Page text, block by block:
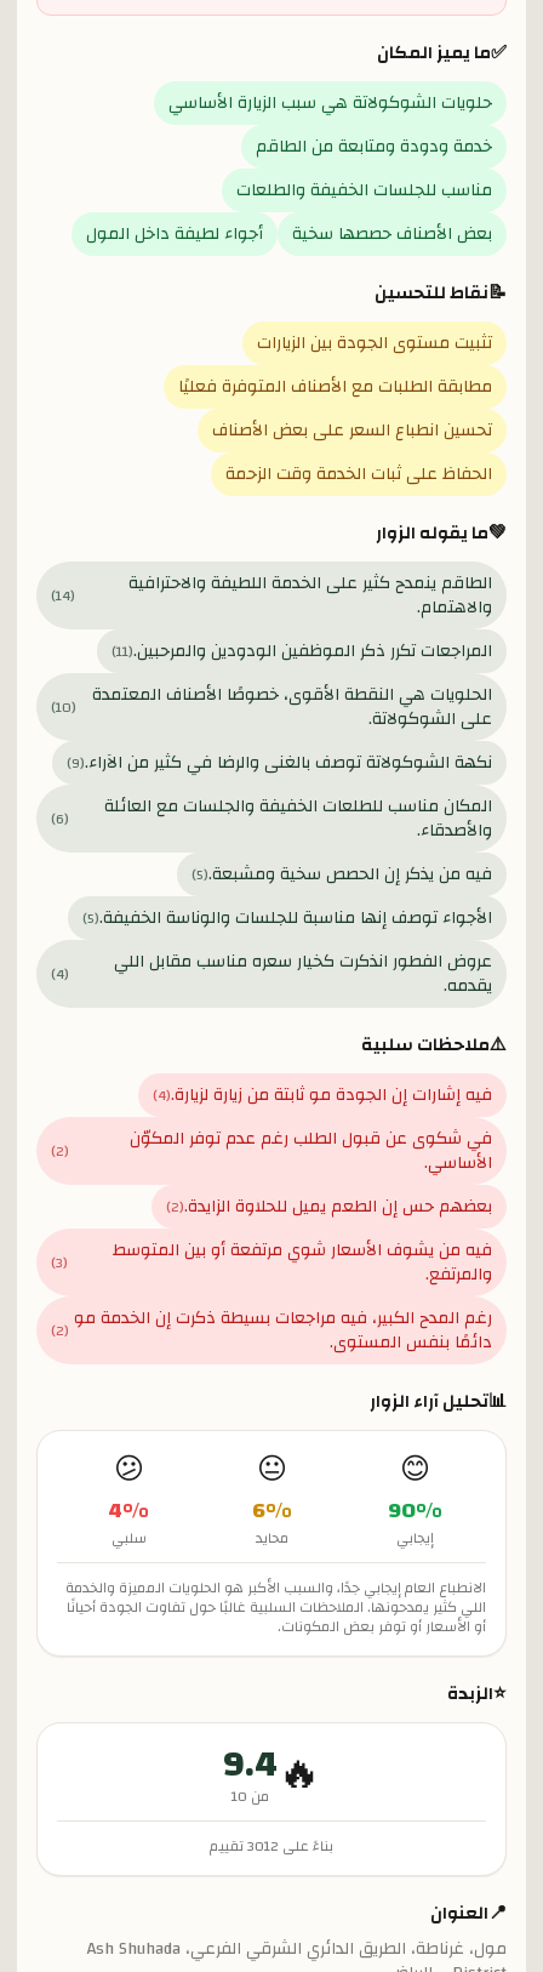
✅ما يميز المكان
حلويات الشوكولاتة هي سبب الزيارة الأساسي
خدمة ودودة ومتابعة من الطاقم
مناسب للجلسات الخفيفة والطلعات
بعض الأصناف حصصها سخية
أجواء لطيفة داخل المول
📝نقاط للتحسين
تثبيت مستوى الجودة بين الزيارات
مطابقة الطلبات مع الأصناف المتوفرة فعليًا
تحسين انطباع السعر على بعض الأصناف
الحفاظ على ثبات الخدمة وقت الزحمة
💚ما يقوله الزوار
الطاقم ينمدح كثير على الخدمة اللطيفة والاحترافية
والاهتمام. (
14
)
المراجعات تكرر ذكر الموظفين الودودين والمرحبين.(
11
)
الحلويات هي النقطة الأقوى، خصوصًا الأصناف المعتمدة
على الشوكولاتة. (
10
)
نكهة الشوكولاتة توصف بالغنى والرضا في كثير من الآراء.(
9
)
المكان مناسب للطلعات الخفيفة والجلسات مع العائلة
والأصدقاء. (
6
)
فيه من يذكر إن الحصص سخية ومشبعة.(
5
)
الأجواء توصف إنها مناسبة للجلسات والوناسة الخفيفة.(
5
)
عروض الفطور انذكرت كخيار سعره مناسب مقابل اللي
يقدمه. (
4
)
⚠️ملاحظات سلبية
فيه إشارات إن الجودة مو ثابتة من زيارة لزيارة.(
4
)
في شكوى عن قبول الطلب رغم عدم توفر المكوّن
الأساسي. (
2
)
بعضهم حس إن الطعم يميل للحلاوة الزايدة.(
2
)
فيه من يشوف الأسعار شوي مرتفعة أو بين المتوسط
والمرتفع. (
3
)
رغم المدح الكبير، فيه مراجعات بسيطة ذكرت إن الخدمة مو
دائمًا بنفس المستوى. (
2
)
📊تحليل آراء الزوار
😊
90%
إيجابي
😐
6%
محايد
😕
4%
سلبي
الانطباع العام إيجابي جدًا، والسبب الأكبر هو الحلويات المميزة والخدمة
اللي كثير يمدحونها. الملاحظات السلبية غالبًا حول تفاوت الجودة أحيانًا
أو الأسعار أو توفر بعض المكونات.
⭐الزبدة
🔥
9.4
من 10
بناءً على 3012تقييم
📍العنوان
مول، غرناطة، الطريق الدائري الشرقي الفرعي، Ash Shuhada